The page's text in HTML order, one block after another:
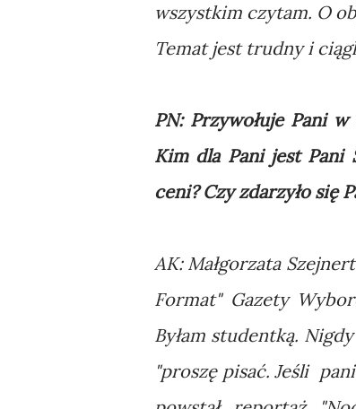
wszystkim czytam. O
Temat jest trudny i
PN: Przywołuje Pani
Kim dla Pani jest Pani
ceni? Czy zdarzyło się
AK: Małgorzata
Format" Gazety
Byłam studentką.
"proszę pisać. Jeśli